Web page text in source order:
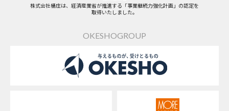
株式会社桶庄は、経済産業省が推進する「事業継続力強化計画」の認定を
取得いたしました。
OKESHOGROUP